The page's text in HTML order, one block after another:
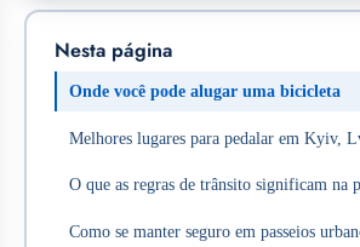
Nesta página
Onde você pode alugar uma bicicleta
Melhores lugares para pedalar em Kyiv,
O que as regras de trânsito significam na
Como se manter seguro em passeios